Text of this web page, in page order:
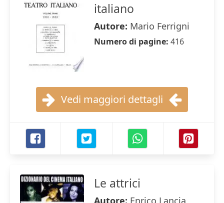
italiano
Autore: Mario Ferrigni
Numero di pagine: 416
Vedi maggiori dettagli
Le attrici
Autore: Enrico Lancia ,